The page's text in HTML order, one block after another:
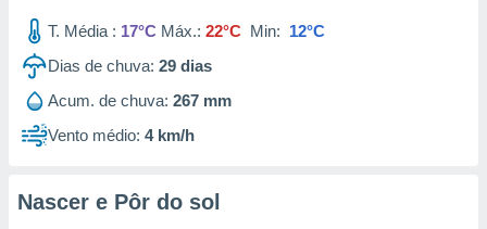
estudos
1199
T. Média : 17°C Máx.: 22°C Min: 12°C
Dias de chuva: 29 dias
Acum. de chuva: 267 mm
Vento médio: 4 km/h
Nascer e Pôr do sol